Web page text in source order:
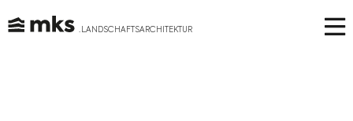
. LANDSCHAFTSARCHITEKTUR